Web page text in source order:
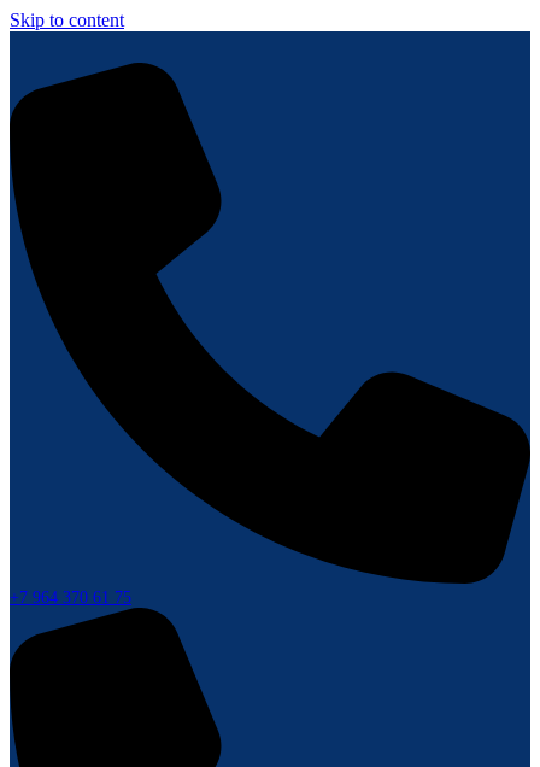
Skip to content
+7 964 370 61 75